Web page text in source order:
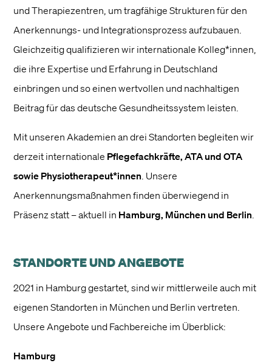
und Therapiezentren, um tragfähige Strukturen für den
Anerkennungs- und Integrationsprozess aufzubauen.
Gleichzeitig qualifizieren wir internationale Kolleg*innen,
die ihre Expertise und Erfahrung in Deutschland
einbringen und so einen wertvollen und nachhaltigen
Beitrag für das deutsche Gesundheitssystem leisten.
Mit unseren Akademien an drei Standorten begleiten wir
derzeit internationale Pflegefachkräfte,ATA und OTA
sowie Physiotherapeut*innen Unsere
Anerkennungsmaßnahmen finden überwiegend in
Präsenz statt – aktuell in Hamburg, München und Berlin
STANDORTE UND ANGEBOTE
2021 in Hamburg gestartet, sind wir mittlerweile auch mit
eigenen Standorten in München und Berlin vertreten.
Unsere Angebote und Fachbereiche im Überblick:
Hamburg